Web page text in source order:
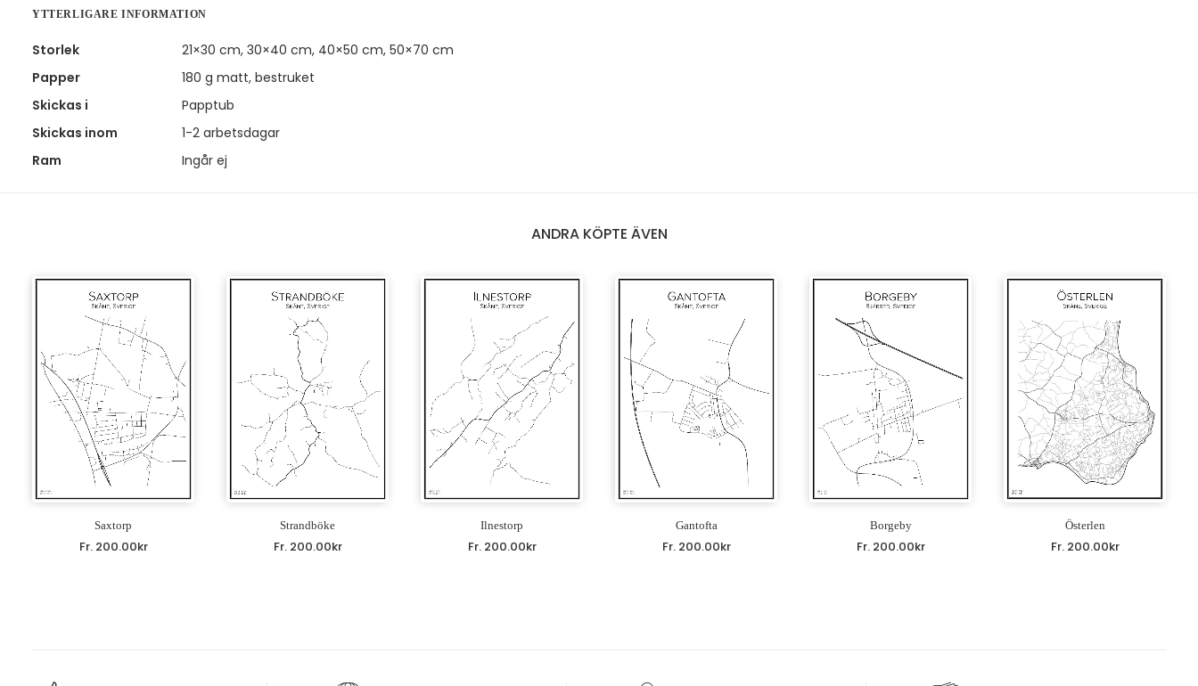
YTTERLIGARE INFORMATION
Storlek
21×30 cm, 30×40 cm, 40×50 cm, 50×70 cm
Papper
180 g matt, bestruket
Skickas i
Papptub
Skickas inom
1-2 arbetsdagar
Ram
Ingår ej
ANDRA KÖPTE ÄVEN
Saxtorp
Fr. 200.00kr
Strandböke
Fr. 200.00kr
Ilnestorp
Fr. 200.00kr
Gantofta
Fr. 200.00kr
Borgeby
Fr. 200.00kr
Österlen
Fr. 200.00kr